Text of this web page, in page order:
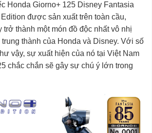
Honda Giorno+ 125 Disney Fantasia
được sản xuất trên toàn cầu,
trở thành một món đồ độc nhất vô nhị
thành của Honda và Disney. Với số
vậy, sự xuất hiện của nó tại Việt Nam
chắc chắn sẽ gây sự chú ý lớn trong